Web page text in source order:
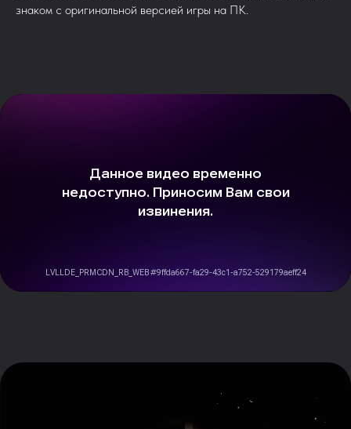
знаком с оригинальной версией игры на ПК.